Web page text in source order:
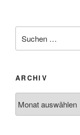
nach:
ARCHIV